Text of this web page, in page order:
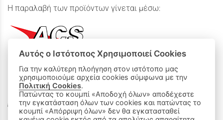
Η παραλαβή των προϊόντων γίνεται μέσω:
ΟΙ ΑΓΟΡΕΣ ΜΟΥ
Καλάθι Αγορών
Αυτός ο Ιστότοπος Χρησιμοποιεί Cookies
Για την καλύτερη πλοήγηση στον ιστότοπο μας
χρησιμοποιούμε αρχεία cookies σύμφωνα με την
Πολιτική Cookies.
Πατώντας το κουμπί «Αποδοχή όλων» αποδέχεστε
την εγκατάσταση όλων των cookies και πατώντας το
κουμπί «Απόρριψη όλων» δεν θα εγκατασταθεί